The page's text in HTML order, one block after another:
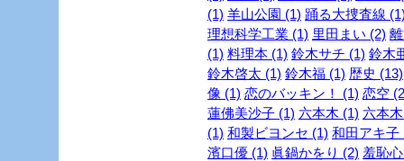
(1) 羊山公園 (1) 踊る大捜査線
理想科学工業 (1) 里田まい (2)
(1) 料理本 (1) 鈴木サチ (1) 鈴木
鈴木啓太 (1) 鈴木福 (1) 歴史 (13)
像 (1) 恋のバッキン！ (1) 恋空
蓮佛美沙子 (1) 六本木 (1) 六本
(1) 和製ビヨンセ (1) 和田アキ子
濱口優 (1) 眞鍋かをり (2) 羞恥